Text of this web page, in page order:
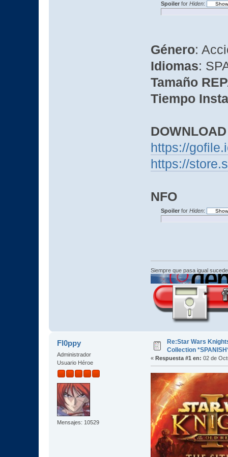
Spoilerfor Hiden:
Género:
Idiomas:
Tamaño
Tiempo
DOWNLOAD
https://
https://
NFO
Spoilerfor Hiden:
Siempre que pasa igual
Fl0ppy
Administrador
Usuario Héroe
Mensajes: 10529
Re:Star Wars
Collection
« Respuesta #1 en: 02 de